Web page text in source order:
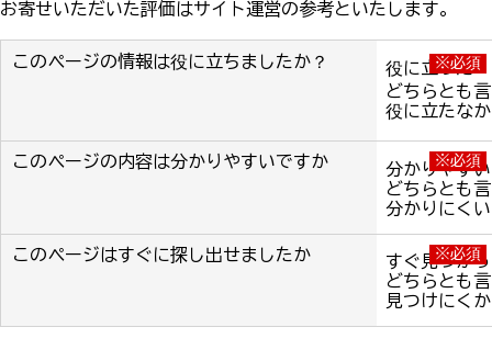
お寄せいただいた評価はサイト運営の参考といたします。
このページの情報は役に立ちましたか？ ※必須
役に立った
どちらとも
役に立たな
このページの内容は分かりやすいですか ※必須
分かりやすい
どちらとも
分かりにくい
このページはすぐに探し出せましたか ※必須
すぐ見つか
どちらとも
見つけにく